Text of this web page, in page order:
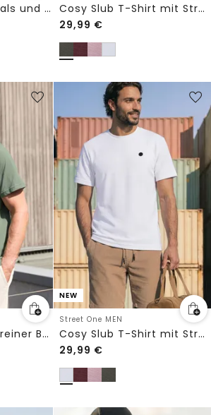
T-Shirt mit Rundhals und Print
Cosy Slub T-Shirt mit Struktur
29,99 €
Basic T-Shirt aus reiner Baumwolle
NEW
Street One MEN
Cosy Slub T-Shirt mit Struktur
29,99 €